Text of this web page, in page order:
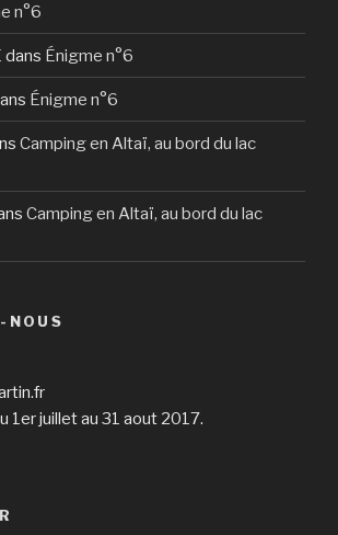
n°6
dans Énigme n°6
Énigme n°6
Camping en Altaï, au bord du lac
Camping en Altaï, au bord du lac
NOUS
1er juillet au 31 aout 2017.